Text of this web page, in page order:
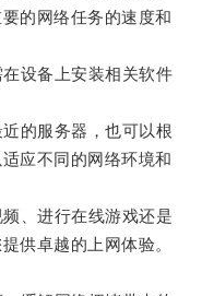
的网络任务的速度和
设备上安装相关软件
的服务器，也可以根
应不同的网络环境和
、进行在线游戏还是
供卓越的上网体验。